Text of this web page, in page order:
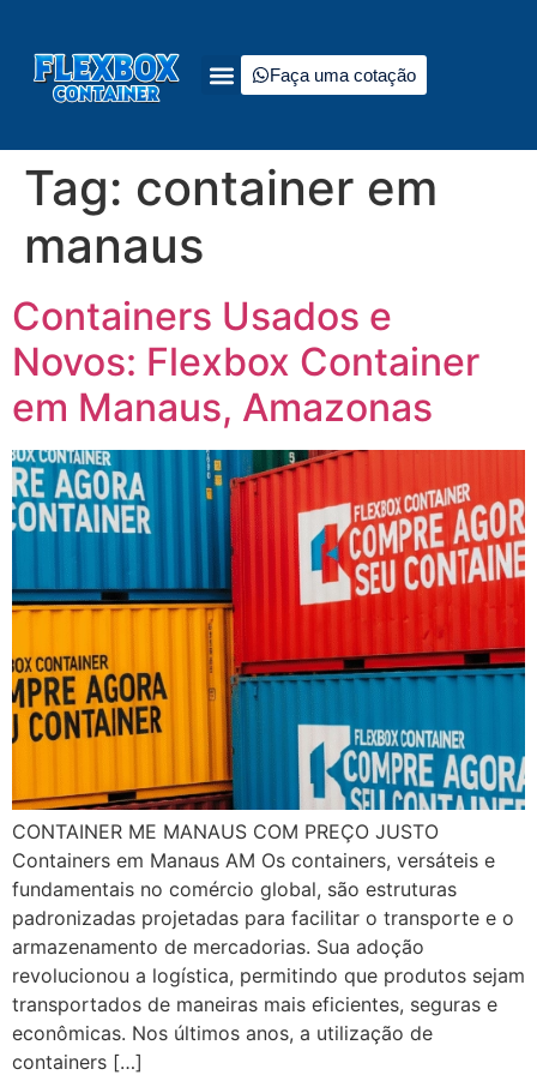
Faça uma cotação
Tag: container em
manaus
Containers Usados e
Novos: Flexbox Container
em Manaus, Amazonas
CONTAINER ME MANAUS COM PREÇO JUSTO
Containers em Manaus AM Os containers, versáteis e
fundamentais no comércio global, são estruturas
padronizadas projetadas para facilitar o transporte e o
armazenamento de mercadorias. Sua adoção
revolucionou a logística, permitindo que produtos sejam
transportados de maneiras mais eficientes, seguras e
econômicas. Nos últimos anos, a utilização de
containers […]